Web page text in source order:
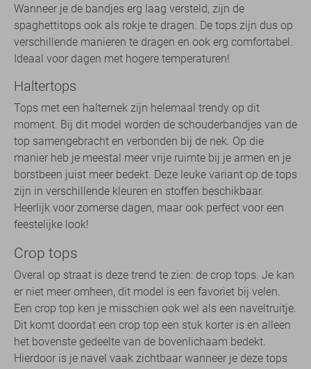
Wanneer je de bandjes erg laag versteld, zijn de
spaghettitops ook als rokje te dragen. De tops zijn dus op
verschillende manieren te dragen en ook erg comfortabel.
Ideaal voor dagen met hogere temperaturen!
Haltertops
Tops met een halternek zijn helemaal trendy op dit
moment. Bij dit model worden de schouderbandjes van de
top samengebracht en verbonden bij de nek. Op die
manier heb je meestal meer vrije ruimte bij je armen en je
borstbeen juist meer bedekt. Deze leuke variant op de tops
zijn in verschillende kleuren en stoffen beschikbaar.
Heerlijk voor zomerse dagen, maar ook perfect voor een
feestelijke look!
Crop tops
Overal op straat is deze trend te zien: de crop tops. Je kan
er niet meer omheen, dit model is een favoriet bij velen.
Een crop top ken je misschien ook wel als een naveltruitje.
Dit komt doordat een crop top een stuk korter is en alleen
het bovenste gedeelte van de bovenlichaam bedekt.
Hierdoor is je navel vaak zichtbaar wanneer je deze tops